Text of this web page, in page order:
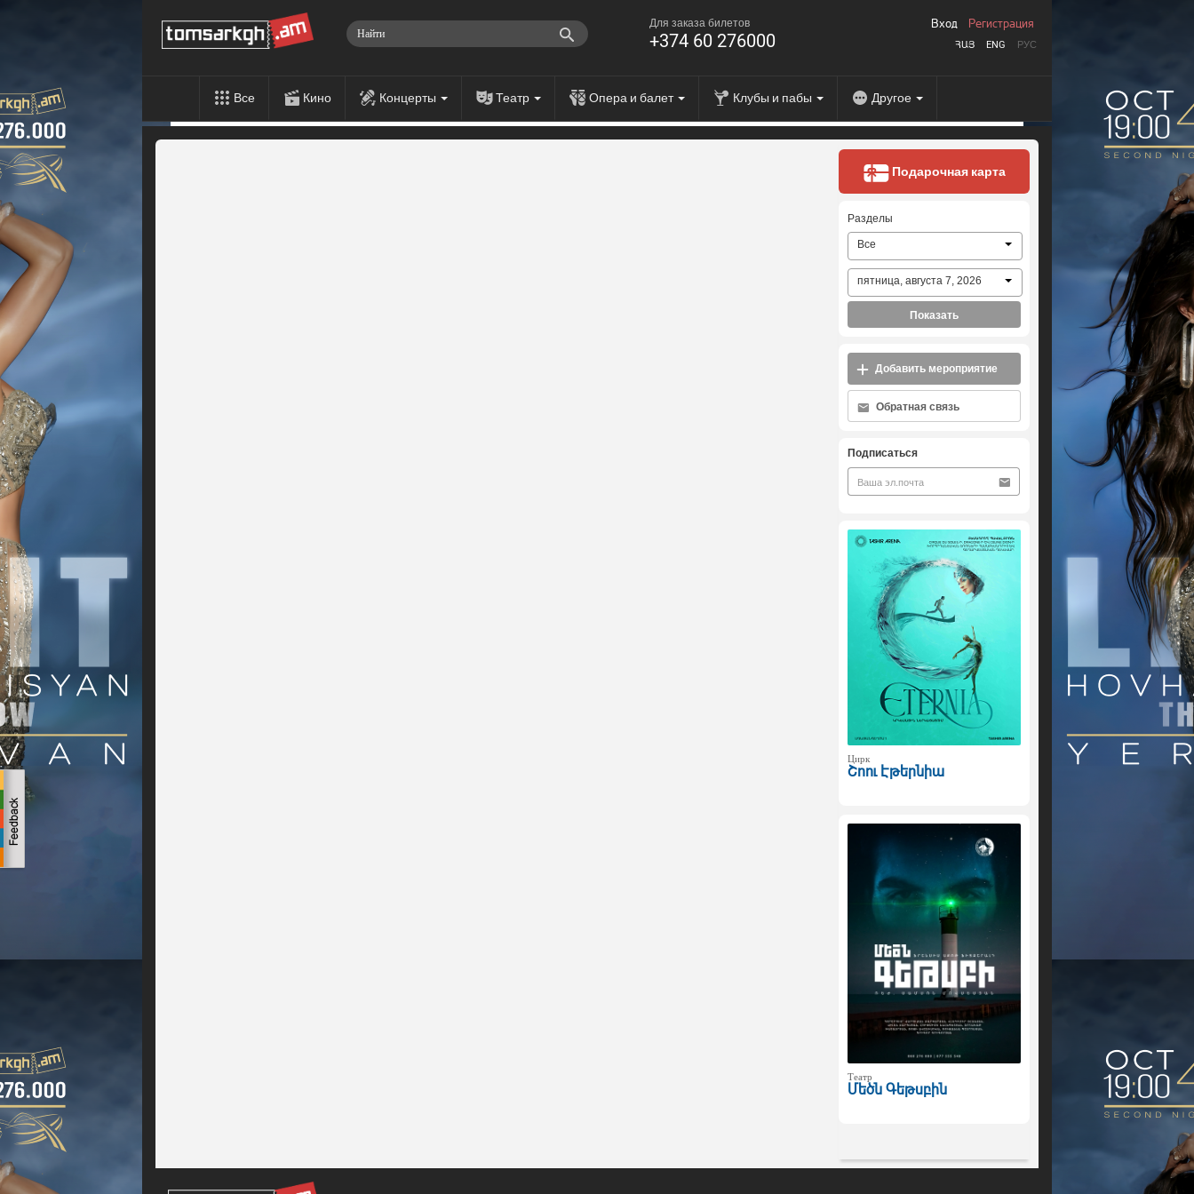
Для заказа билетов
+374 60 276000 ՀԱՅ ENG РУС
Вход Регистрация
Все Кино Концерты Театр Опера и балет Клубы и пабы Другое
Подарочная карта
Разделы
Все
пятница, августа 7, 2026
Показать
Добавить мероприятие
Обратная связь
Подписаться
Цирк
Շոու Էթերնիա
Театр
Մեծն Գեթսբին